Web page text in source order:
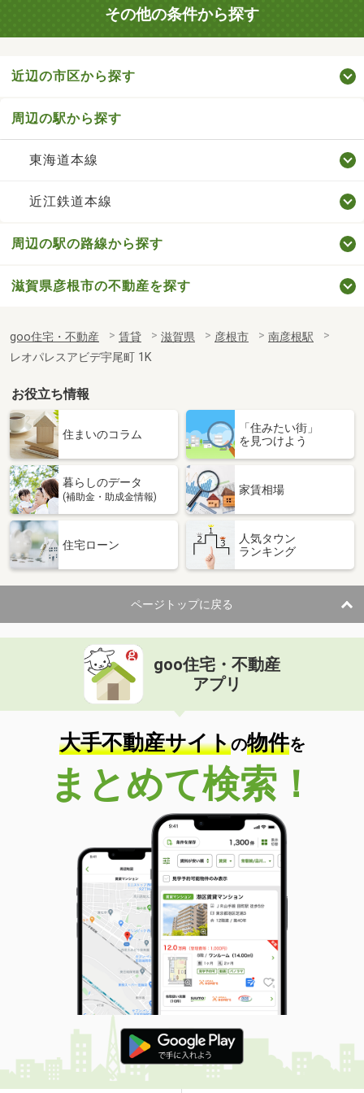
その他の条件から探す
近辺の市区から探す
周辺の駅から探す
東海道本線
近江鉄道本線
周辺の駅の路線から探す
滋賀県彦根市の不動産を探す
goo住宅・不動産 賃貸 滋賀県 彦根市
南彦根駅
レオパレスアビデ宇尾町 1K
お役立ち情報
住まいのコラム
「住みたい街」
を見つけよう
暮らしのデータ
(補助金・助成金情報)
家賃相場
住宅ローン
人気タウン
ランキング
ページトップに戻る
goo住宅・不動産
アプリ
大手不動産サイトの物件を
まとめて検索！